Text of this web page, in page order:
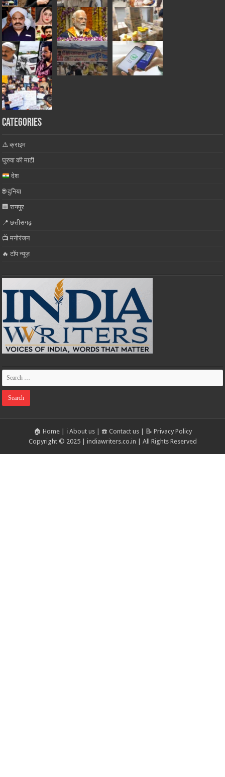
Categories
⚠️ क्राइम
घुरुवा की माटी
देश
🌐 दुनिया
🏢 रायपुर
📍 छत्तीसगढ़
📺 मनोरंजन
🔥 टॉप न्यूज़
🏠 Home| ℹ️ About us| ☎️ Contact us|
📝 Privacy Policy
Copyright © 2025 | indiawriters.co.in | All Rights Reserved